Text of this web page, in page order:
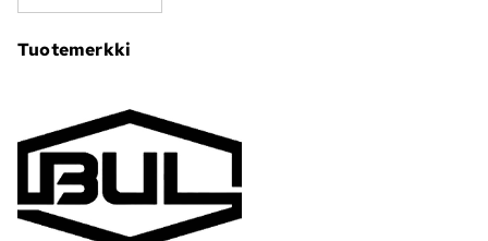
Tuotemerkki